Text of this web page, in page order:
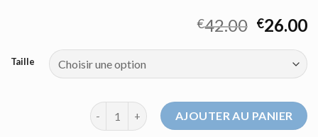
€42.00 €26.00
Taille
quantité de pull merinos homme
AJOUTER AU PANIER